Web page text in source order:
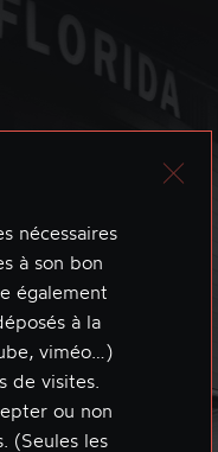
nécessaires
à son bon
également
à la
viméo…)
de visites.
ou non
(Seules les